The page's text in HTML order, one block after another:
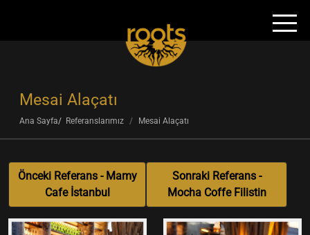
Mesai Alaçatı
Ana Sayfa Referanslarımız Mesai Alaçatı
Önceki Referans - Mamy
Cafe İstanbul
Sonraki Referans -
Mocha Coffe Filistin